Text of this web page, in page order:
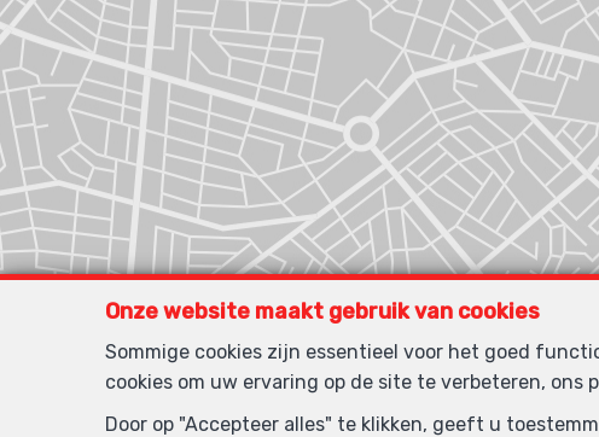
Onze website maakt gebruik van cookies
Sommige cookies zijn essentieel voor het goed
cookies om uw ervaring op de site te verbeteren,
Door op "Accepteer alles" te klikken, geeft u